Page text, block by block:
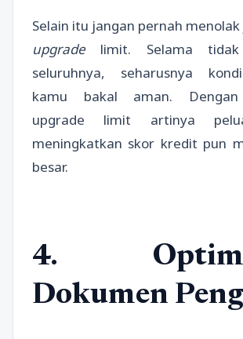
Selain itu jangan pernah
upgradelimit. Selama tidak
seluruhnya, seharusnya
kamu bakal aman. Dengan
upgrade limit artinya
meningkatkan skor kredit pun
besar.
4.
Dokumen